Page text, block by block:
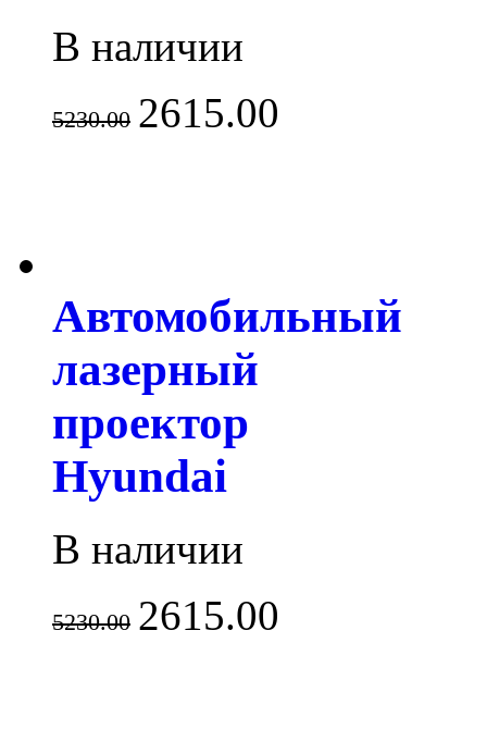
В наличии
5230.00 2615.00
Автомобильный
лазерный
проектор
Hyundai
В наличии
5230.00 2615.00